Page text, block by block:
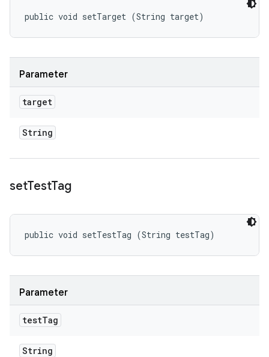
public void setTarget (String target)
Parameter
target
String
setTestTag
public void setTestTag (String testTag)
Parameter
testTag
String